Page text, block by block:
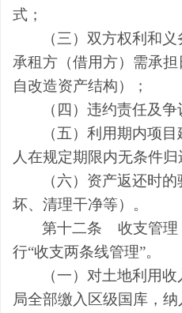
式；
（三）双方权利和
承租方 （借用方） 需承
自改造资产结构）；
（四）违约责任及争
（五）利用期内项
人在规定期限内无条件归
（六）资产返还时
坏、清理干净等）。
第十二条
收支管理
行“收支两条线管理”。
（一） 对土地利用收
局全部缴入区级国库 ，纳